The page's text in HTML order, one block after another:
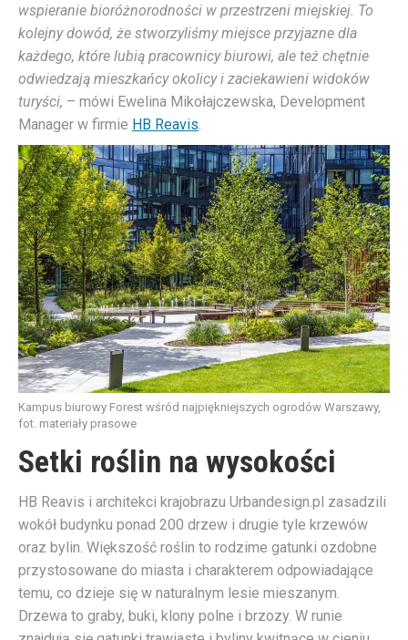
wspieranie bioróżnorodności w przestrzeni miejskiej. To
kolejny dowód, że stworzyliśmy miejsce przyjazne dla
każdego, które lubią pracownicy biurowi, ale też chętnie
odwiedzają mieszkańcy okolicy i zaciekawieni widoków
turyści, – mówi Ewelina Mikołajczewska, Development
Manager w firmie HB Reavis.
Kampus biurowy Forest wśród najpiękniejszych ogrodów Warszawy,
fot. materiały prasowe
Setki roślin na wysokości
HB Reavis i architekci krajobrazu Urbandesign.pl zasadzili
wokół budynku ponad 200 drzew i drugie tyle krzewów
oraz bylin. Większość roślin to rodzime gatunki ozdobne
przystosowane do miasta i charakterem odpowiadające
temu, co dzieje się w naturalnym lesie mieszanym.
Drzewa to graby, buki, klony polne i brzozy. W runie